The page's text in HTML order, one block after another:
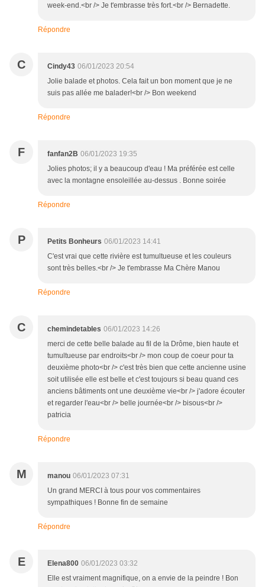
week-end.<br /> Je t'embrasse très fort.<br /> Bernadette.
Répondre
C Cindy43 06/01/2023 20:54
Jolie balade et photos. Cela fait un bon moment que je ne
suis pas allée me balader!<br /> Bon weekend
Répondre
F fanfan2B 06/01/2023 19:35
Jolies photos; il y a beaucoup d'eau ! Ma préférée est celle
avec la montagne ensoleillée au-dessus . Bonne soirée
Répondre
P Petits Bonheurs 06/01/2023 14:41
C'est vrai que cette rivière est tumultueuse et les couleurs
sont très belles.<br /> Je t'embrasse Ma Chère Manou
Répondre
C chemindetables 06/01/2023 14:26
merci de cette belle balade au fil de la Drôme, bien haute et
tumultueuse par endroits<br /> mon coup de coeur pour ta
deuxième photo<br /> c'est très bien que cette ancienne usine
soit utilisée elle est belle et c'est toujours si beau quand ces
anciens bâtiments ont une deuxième vie<br /> j'adore écouter
et regarder l'eau<br /> belle journée<br /> bisous<br />
patricia
Répondre
M manou 06/01/2023 07:31
Un grand MERCI à tous pour vos commentaires
sympathiques ! Bonne fin de semaine
Répondre
E Elena800 06/01/2023 03:32
Elle est vraiment magnifique, on a envie de la peindre ! Bon